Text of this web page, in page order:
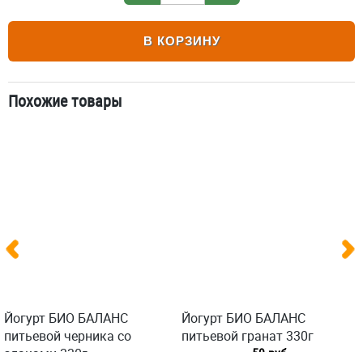
В КОРЗИНУ
Похожие товары
Йогурт БИО БАЛАНС
питьевой черника со
Йогурт БИО БАЛАНС
питьевой гранат 330г